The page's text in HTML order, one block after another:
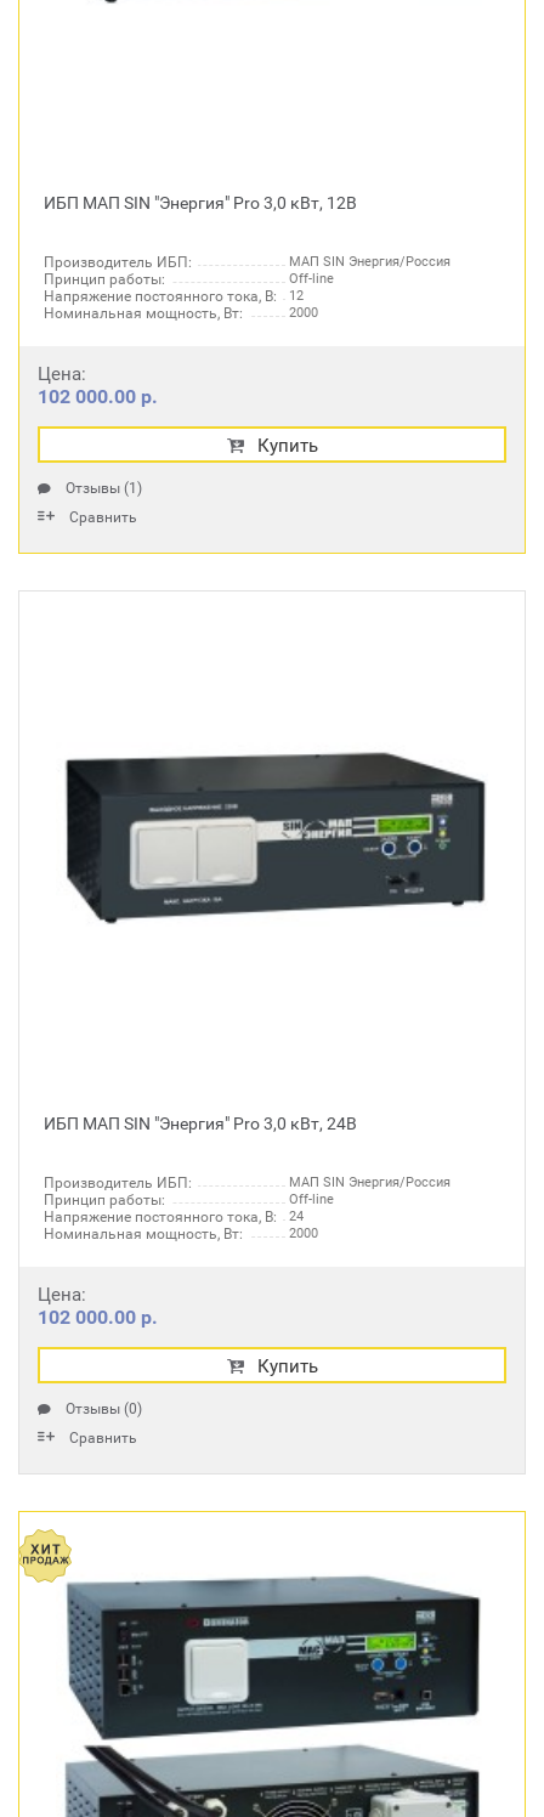
ИБП МАП SIN "Энергия" Pro 3,0 кВт, 12В
Производитель ИБП: МАП SIN Энергия/Россия
Принцип работы: Off-line
Напряжение постоянного тока, В: 12
Номинальная мощность, Вт: 2000
Цена:
102 000.00 р.
Купить
Отзывы (1)
Сравнить
ИБП МАП SIN "Энергия" Pro 3,0 кВт, 24В
Производитель ИБП: МАП SIN Энергия/Россия
Принцип работы: Off-line
Напряжение постоянного тока, В: 24
Номинальная мощность, Вт: 2000
Цена:
102 000.00 р.
Купить
Отзывы (0)
Сравнить